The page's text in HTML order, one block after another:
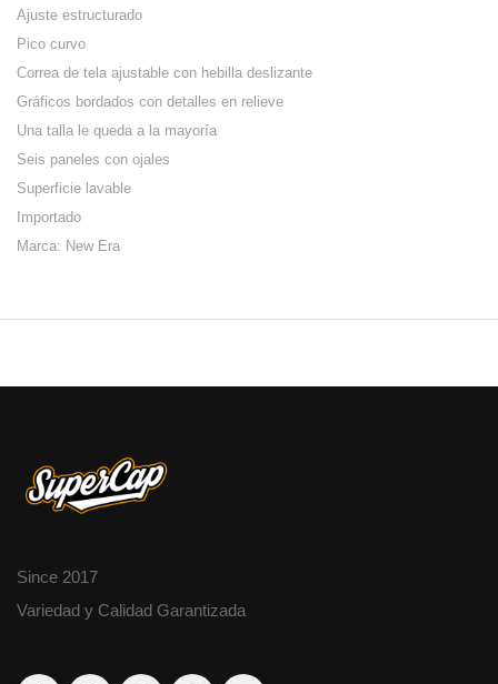
Ajuste estructurado
Pico curvo
Correa de tela ajustable con hebilla deslizante
Gráficos bordados con detalles en relieve
Una talla le queda a la mayoría
Seis paneles con ojales
Superficie lavable
Importado
Marca: New Era
Since 2017
Variedad y Calidad Garantizada